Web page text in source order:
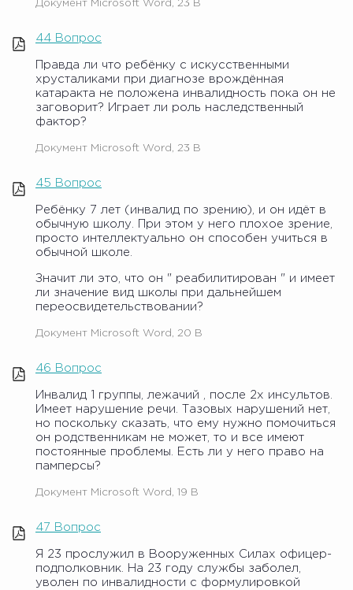
Документ Microsoft Word, 23 B
44 Вопрос
Правда ли что ребёнку с искусственными
хрусталиками при диагнозе врождённая
катаракта не положена инвалидность пока он не
заговорит? Играет ли роль наследственный
фактор?
Документ Microsoft Word, 23 B
45 Вопрос
Ребёнку 7 лет (инвалид по зрению), и он идёт в
обычную школу. При этом у него плохое зрение,
просто интеллектуально он способен учиться в
обычной школе.
Значит ли это, что он " реабилитирован " и имеет
ли значение вид школы при дальнейшем
переосвидетельствовании?
Документ Microsoft Word, 20 B
46 Вопрос
Инвалид 1 группы, лежачий , после 2х инсультов.
Имеет нарушение речи. Тазовых нарушений нет,
но поскольку сказать, что ему нужно помочиться
он родственникам не может, то и все имеют
постоянные проблемы. Есть ли у него право на
памперсы?
Документ Microsoft Word, 19 B
47 Вопрос
Я 23 прослужил в Вооруженных Силах офицер-
подполковник. На 23 году службы заболел,
уволен по инвалидности с формулировкой